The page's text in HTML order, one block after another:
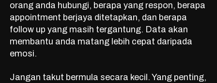
orang anda hubungi, berapa yang respon, berapa
appointment berjaya ditetapkan, dan berapa
follow up yang masih tergantung. Data akan
membantu anda matang lebih cepat daripada
emosi.
Jangan takut bermula secara kecil. Yang penting,